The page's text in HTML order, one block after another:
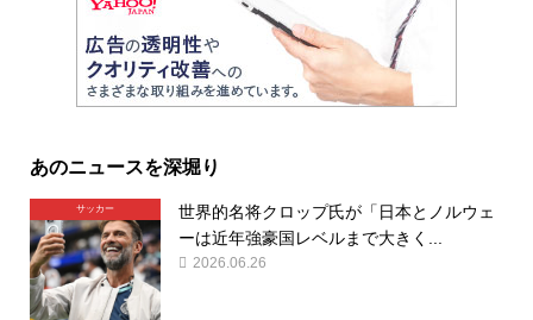
あのニュースを深堀り
サッカー
世界的名将クロップ氏が「日本とノルウェ
ーは近年強豪国レベルまで大きく...
2026.06.26